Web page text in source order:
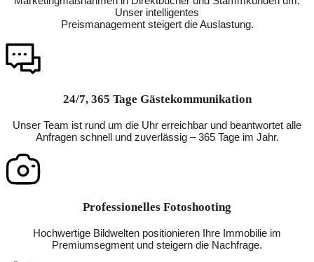
Unser intelligentes
Preismanagement steigert die Auslastung.
24/7, 365 Tage Gästekommunikation
Unser Team ist rund um die Uhr erreichbar und beantwortet alle
Anfragen schnell und zuverlässig – 365 Tage im Jahr.
Professionelles Fotoshooting
Hochwertige Bildwelten positionieren Ihre Immobilie im
Premiumsegment und steigern die Nachfrage.